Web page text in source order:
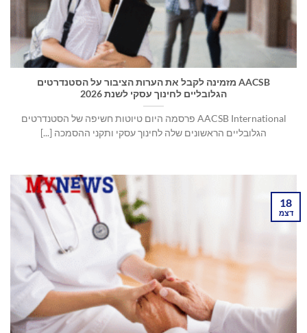
AACSB מזמינה לקבל את הערות הציבור על הסטנדרטים
הגלובליים לחינוך עסקי לשנת 2026
AACSB International פרסמה היום טיוטות חשיפה של הסטנדרטים
הגלובליים הראשונים שלה לחינוך עסקי ותקני ההסמכה [...]
18
דצמ